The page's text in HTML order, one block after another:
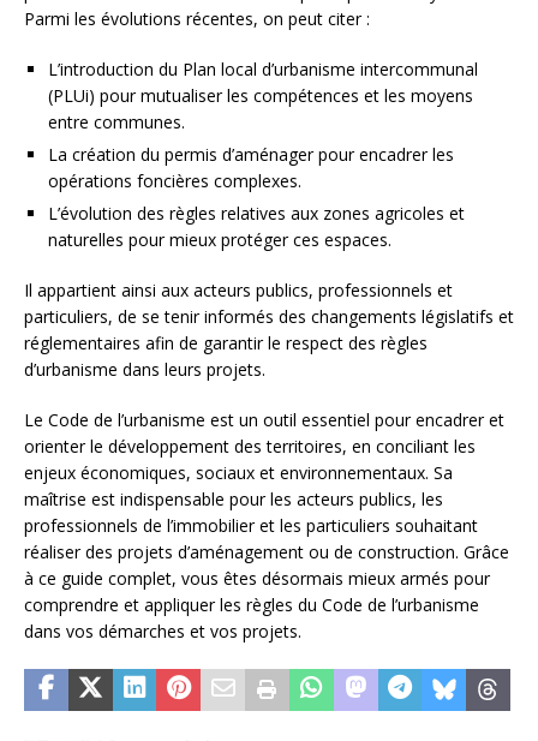
Parmi les évolutions récentes, on peut citer :
L’introduction du Plan local d’urbanisme intercommunal
(PLUi) pour mutualiser les compétences et les moyens
entre communes.
La création du permis d’aménager pour encadrer les
opérations foncières complexes.
L’évolution des règles relatives aux zones agricoles et
naturelles pour mieux protéger ces espaces.
Il appartient ainsi aux acteurs publics, professionnels et
particuliers, de se tenir informés des changements législatifs et
réglementaires afin de garantir le respect des règles
d’urbanisme dans leurs projets.
Le Code de l’urbanisme est un outil essentiel pour encadrer et
orienter le développement des territoires, en conciliant les
enjeux économiques, sociaux et environnementaux. Sa
maîtrise est indispensable pour les acteurs publics, les
professionnels de l’immobilier et les particuliers souhaitant
réaliser des projets d’aménagement ou de construction. Grâce
à ce guide complet, vous êtes désormais mieux armés pour
comprendre et appliquer les règles du Code de l’urbanisme
dans vos démarches et vos projets.